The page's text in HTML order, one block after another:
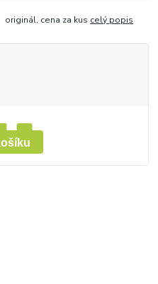
cena za kus celý popis